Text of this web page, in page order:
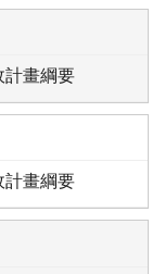
計畫綱要
計畫綱要